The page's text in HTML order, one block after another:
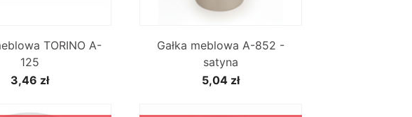
TORINO A-
125
3,46 zł
Gałka meblowa A-852 -
satyna
5,04 zł